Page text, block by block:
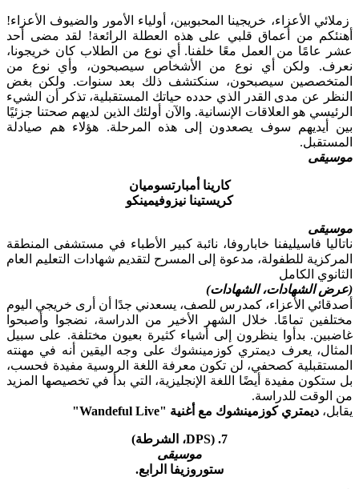
زملائي الأعزاء، خريجينا المحبوبين، أولياء الأمور والضيوف الأعزاء!
أهنئكم من أعماق قلبي على هذه العطلة الرائعة! لقد مضى أحد
عشر عامًا من العمل معًا خلفنا. أي نوع من الطلاب كان خريجونا،
نعرف. ولكن أي نوع من الأشخاص سيصبحون، وأي نوع من
المتخصصين سيصبحون، سنكتشف ذلك بعد سنوات. ولكن بغض
النظر عن مدى القدر الذي حدده حياتك المستقبلية، تذكر أن الشيء
الرئيسي هو العلاقات الإنسانية. والآن أولئك الذين لديهم صحتنا جزئيًا
بين أيديهم سوف يصعدون إلى هذه المرحلة. هؤلاء هم صيادلة
المستقبل.
موسيقى
كارينا أمبارتسوميان
كريستينا نيزوفيمينكو
موسيقى
ناتاليا فاسيليفنا خاباروفا، نائبة كبير الأطباء في مستشفى المنطقة
المركزية للطفولة، مدعوة إلى المسرح لتقديم شهادات التعليم العام
الثانوي الكامل
(عرض الشهادات، الشهادات)
أصدقائي الأعزاء، كمدرس للصف، يسعدني جدًا أن أرى خريجي اليوم
مختلفين تمامًا. خلال الشهر الأخير من الدراسة، نضجوا وأصبحوا
غاضبين. بدأوا ينظرون إلى أشياء كثيرة بعيون مختلفة. على سبيل
المثال، يعرف ديمتري كوزمينشوك على وجه اليقين أنه في مهنته
المستقبلية كصحفي، لن تكون معرفة اللغة الروسية مفيدة فحسب،
بل ستكون مفيدة أيضًا اللغة الإنجليزية، التي بدأ في تخصيصها المزيد
من الوقت للدراسة.
يقابل، ديمتري كوزمينشوك مع أغنية "Wandeful Live"
7. (DPS، الشرطة)
موسيقى
ستوروزيفا الرابع.